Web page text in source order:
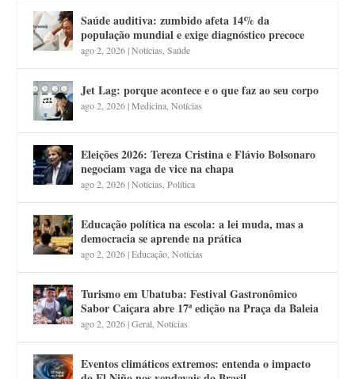
Saúde auditiva: zumbido afeta 14% da
população mundial e exige diagnóstico precoce
ago 2, 2026|Notícias,Saúde
Jet Lag: porque acontece e o que faz ao seu corpo
ago 2, 2026|Medicina,Notícias
Eleições 2026: Tereza Cristina e Flávio Bolsonaro
negociam vaga de vice na chapa
ago 2, 2026|Notícias,Política
Educação política na escola: a lei muda, mas a
democracia se aprende na prática
ago 2, 2026|Educação,Notícias
Turismo em Ubatuba: Festival Gastronômico
Sabor Caiçara abre 17ª edição na Praça da Baleia
ago 2, 2026|Geral,Notícias
Eventos climáticos extremos: entenda o impacto